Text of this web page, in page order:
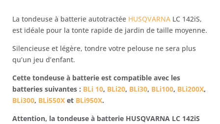
La tondeuse à batterie autotractée HUSQVARNA LC 142iS,
est idéale pour la tonte rapide de jardin de taille moyenne.
Silencieuse et légère, tondre votre pelouse ne sera plus
qu’un jeu d’enfant.
Cette tondeuse à batterie est compatible avec les
batteries suivantes : BLi 10, BLi20, BLi30, BLi100, BLi200X,
BLi300, BLi550X et BLi950X.
Attention, la tondeuse à batterie HUSQVARNA LC 142iS